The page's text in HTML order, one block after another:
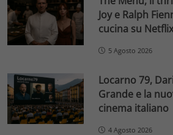
Joy e Ralph
cucina su
5 Agosto 2026
Locarno 79,
Grande e la
cinema italiano
4 Agosto 2026